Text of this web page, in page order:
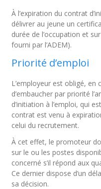
À l’expiration du contrat
délivrer au jeune un
durée de l’occupation et
fourni par l’ADEM).
Priorité d’emploi
L’employeur est obligé,
d’embaucher par priorité
d’initiation à l’emploi, qui
contrat est venu à
celui du recrutement.
À cet effet, le promoteur
sur le ou les postes
concerné s’il répond aux
Ce dernier dispose d’un
sa décision.